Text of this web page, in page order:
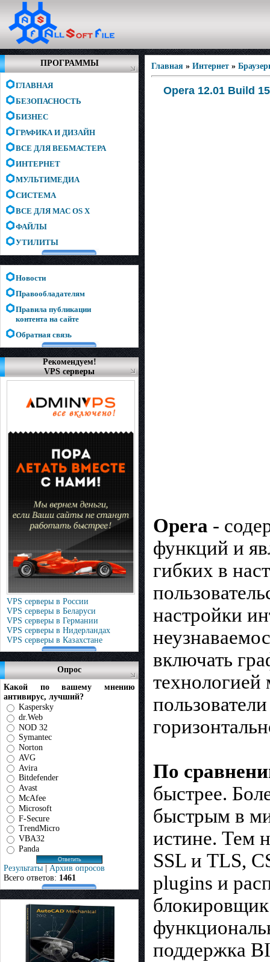
ПРОГРАММЫ
ГЛАВНАЯ
БЕЗОПАСНОСТЬ
БИЗНЕС
ГРАФИКА И ДИЗАЙН
ВСЕ ДЛЯ ВЕБМАСТЕРА
ИНТЕРНЕТ
МУЛЬТИМЕДИА
СИСТЕМА
ВСЕ ДЛЯ MAC OS X
ФАЙЛЫ
УТИЛИТЫ
Новости
Правообладателям
Правила публикации
контента на сайте
Обратная связь
Рекомендуем!
VPS серверы
VPS серверы в России
VPS серверы в Беларуси
VPS серверы в Германии
VPS серверы в Нидерландах
VPS серверы в Казахстане
Опрос
Какой по вашему мнению
антивирус, лучший?
Kaspersky
dr.Web
NOD 32
Symantec
Norton
AVG
Avira
Bitdefender
Avast
McAfee
Microsoft
F-Secure
TrendMicro
VBA32
Panda
Результаты | Архив опросов
Всего ответов: 1461
Главная » Интернет »
Opera 12.01 Build
Opera -
функций и
гибких в
настройки
включать
технологией
По
быстрее.
быстрым в
истине. Тем
SSL и TLS,
plugins и
поддержка